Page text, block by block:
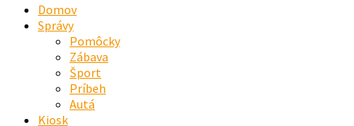
Domov
Správy
Pomôcky
Zábava
Šport
Príbeh
Autá
Kiosk